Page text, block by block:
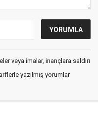
veya imalar, inançlara saldırı
yazılmış yorumlar